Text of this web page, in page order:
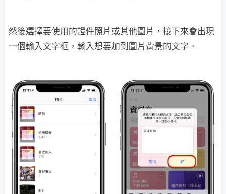
然後選擇要使用的證件照片或其他圖片，接下來會出現
一個輸入文字框，輸入想要加到圖片背景的文字。